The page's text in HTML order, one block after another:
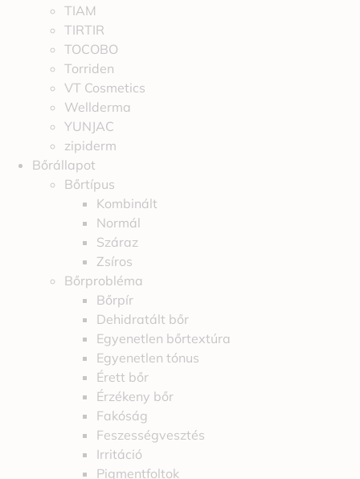
TIAM
TIRTIR
TOCOBO
Torriden
VT Cosmetics
Wellderma
YUNJAC
zipiderm
Bőrállapot
Bőrtípus
Kombinált
Normál
Száraz
Zsíros
Bőrprobléma
Bőrpír
Dehidratált bőr
Egyenetlen bőrtextúra
Egyenetlen tónus
Érett bőr
Érzékeny bőr
Fakóság
Feszességvesztés
Irritáció
Pigmentfoltok